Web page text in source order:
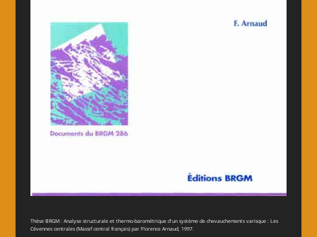
Thèse BRGM : Analyse structurale et thermo-barométrique d'un système de chevauchements varisque : Les
Cévennes centrales (Massif central français) par Florence Arnaud, 1997.